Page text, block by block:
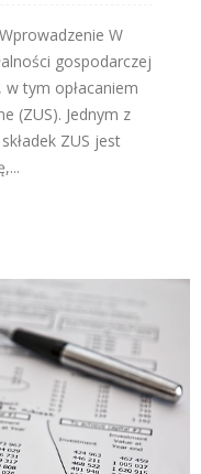
W
gospodarczej
tym opłacaniem
(ZUS). Jednym z
ZUS jest